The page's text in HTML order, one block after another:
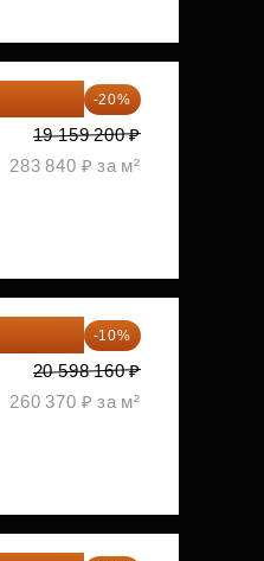
-20%
19 159 200 ₽
283 840 ₽ за м²
-10%
20 598 160 ₽
260 370 ₽ за м²